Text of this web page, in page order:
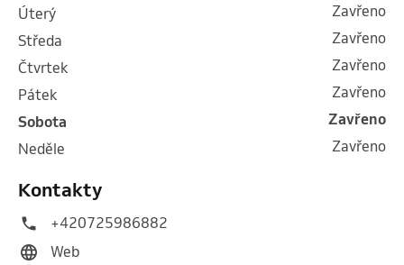
úterý
Zavřeno
středa
Zavřeno
čtvrtek
Zavřeno
pátek
Zavřeno
sobota
Zavřeno
neděle
Zavřeno
Kontakty
+420725986882
Web